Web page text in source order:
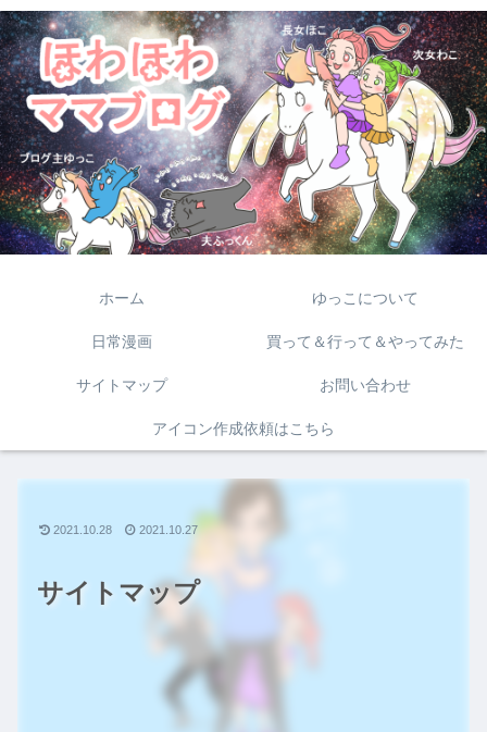
ホーム ゆっこについて
日常漫画 買って＆行って＆やってみた
サイトマップ お問い合わせ
アイコン作成依頼はこちら
サイトマップ
2021.10.28 2021.10.27